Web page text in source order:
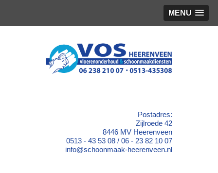
MENU
Postadres:
Zijlroede 42
8446 MV Heerenveen
0513 - 43 53 08 / 06 - 23 82 10 07
info@schoonmaak-heerenveen.nl